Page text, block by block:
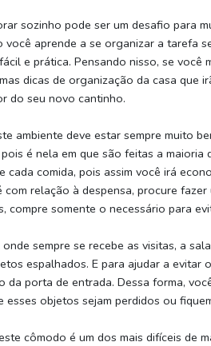
sozinho pode ser um desafio para
você aprende a se organizar a tarefa
e prática. Pensando nisso, se você
dicas de organização da casa que
do seu novo cantinho.
ambiente deve estar sempre muito
é nela em que são feitas a
cada comida, pois assim você irá
com relação à despensa, procure
compre somente o necessário para
sempre se recebe as visitas, a
espalhados. E para ajudar a
da porta de entrada. Dessa forma,
esses objetos sejam perdidos ou
cômodo é um dos mais difíceis de